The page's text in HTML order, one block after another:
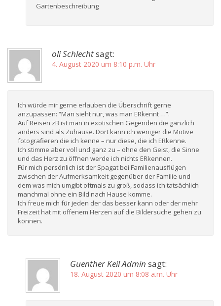
Gartenbeschreibung
oli Schlechtsagt:
4. August 2020 um 8:10 p.m. Uhr
Ich würde mir gerne erlauben die Überschrift gerne
anzupassen: “Man sieht nur, was man ERkennt …”.
Auf Reisen zB ist man in exotischen Gegenden die gänzlich
anders sind als Zuhause. Dort kann ich weniger die Motive
fotografieren die ich kenne – nur diese, die ich ERkenne.
Ich stimme aber voll und ganz zu – ohne den Geist, die Sinne
und das Herz zu öffnen werde ich nichts ERkennen.
Für mich persönlich ist der Spagat bei Familienausflügen
zwischen der Aufmerksamkeit gegenüber der Familie und
dem was mich umgibt oftmals zu groß, sodass ich tatsächlich
manchmal ohne ein Bild nach Hause komme.
Ich freue mich für jeden der das besser kann oder der mehr
Freizeit hat mit offenem Herzen auf die Bildersuche gehen zu
können.
Guenther Keil Admin sagt:
18. August 2020 um 8:08 a.m. Uhr